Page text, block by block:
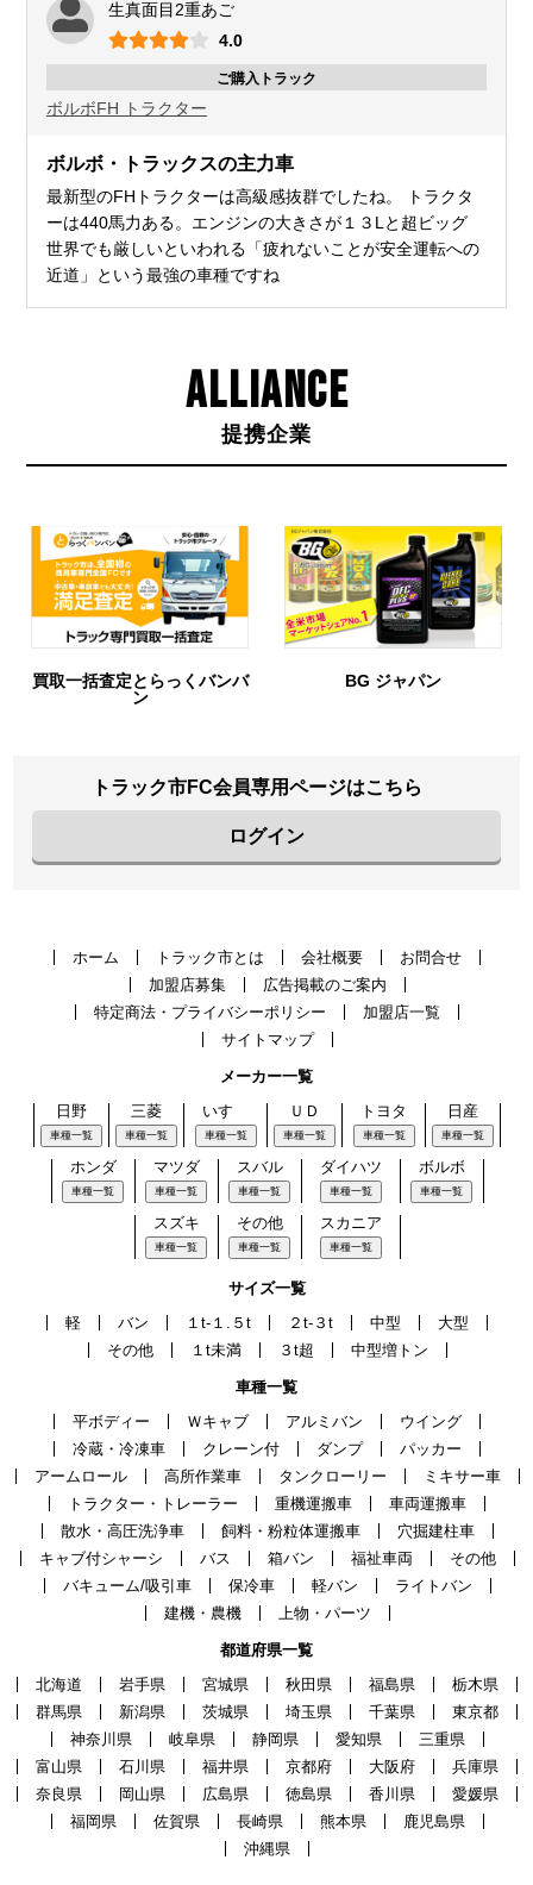
トラクター
トレーラー
生真面目2重あご
4.0
ご購入トラック
ボルボFH トラクター
ボルボ・トラックスの主力車
最新型のFHトラクターは高級感抜群でしたね。 トラクタ
ーは440馬力ある。エンジンの大きさが１３Lと超ビッグ
世界でも厳しいといわれる「疲れないことが安全運転への
近道」という最強の車種ですね
ALLIANCE
提携企業
査定とらっくバンバ
BG ジャパン
トラック市FC会員専用ページはこちら
ログイン
ホーム トラック市とは 会社概要
お問合せ
加盟店募集
広告掲載のご案内
特定商法・プライバシーポリシー
加盟店一覧
サイトマップ
メーカー一覧
日野
車種一覧
三菱
車種一覧
いすゞ
車種一覧
ＵＤ
車種一覧
トヨタ
車種一覧
日産
車種一覧
ホンダ
車種一覧
マツダ
車種一覧
スバル
車種一覧
ダイハツ
車種一覧
ボルボ
車種一覧
スズキ
車種一覧
その他
車種一覧
スカニア
車種一覧
サイズ一覧
軽
バン １t-１.５t ２t-３t 中型
大型
その他
１t未満 ３t超 中型増トン
車種一覧
平ボディー
Ｗキャブ アルミバン
ウイング
冷蔵・冷凍車
クレーン付 ダンプ
パッカー
アームロール
高所作業車 タンクローリー
ミキサー車
トラクター・トレーラー
重機運搬車
車両運搬車
散水・高圧洗浄車
飼料・粉粒体運搬車
穴掘建柱車
キャブ付シャーシ
バス 箱バン 福祉車両
その他
バキューム/吸引車
保冷車 軽バン
ライトバン
建機・農機
上物・パーツ
都道府県一覧
北海道
岩手県 宮城県 秋田県 福島県
栃木県
群馬県
新潟県 茨城県 埼玉県 千葉県
東京都
神奈川県
岐阜県 静岡県 愛知県
三重県
富山県
石川県 福井県 京都府 大阪府
兵庫県
奈良県
岡山県 広島県 徳島県 香川県
愛媛県
福岡県
佐賀県 長崎県 熊本県
鹿児島県
沖縄県